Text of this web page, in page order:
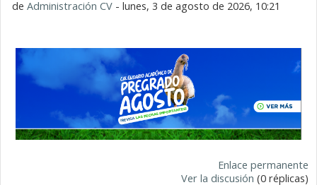
de Administración CV - lunes, 3 de agosto de 2026, 10:21
Enlace permanente
Ver la discusión (0 réplicas)